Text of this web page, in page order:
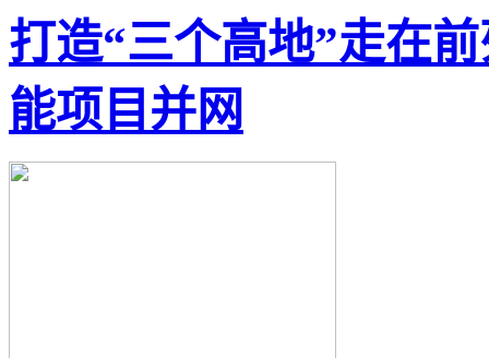
打造“三个高地”走在
能项目并网